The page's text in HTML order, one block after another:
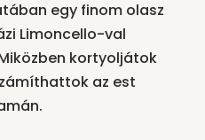
egy finom olasz
Limoncello-val
kortyoljátok
az est